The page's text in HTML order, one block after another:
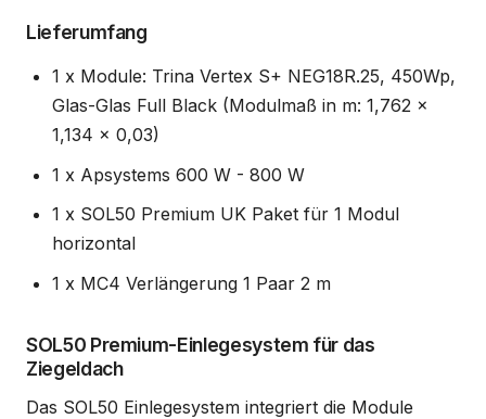
Lieferumfang
1 x Module: Trina Vertex S+ NEG18R.25, 450Wp,
Glas-Glas Full Black (Modulmaß in m: 1,762 x
1,134 x 0,03)
1 x Apsystems 600 W - 800 W
1 x SOL50 Premium UK Paket für 1 Modul
horizontal
1 x MC4 Verlängerung 1 Paar 2 m
SOL50 Premium-Einlegesystem für das
Ziegeldach
Das SOL50 Einlegesystem integriert die Module